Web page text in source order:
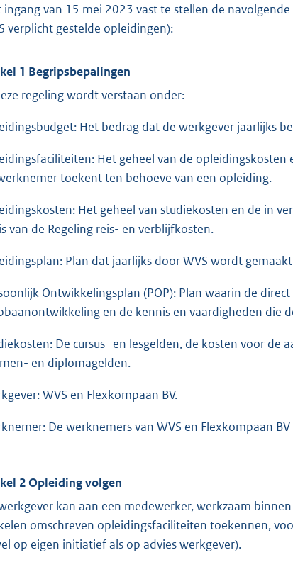
ingang van 15 mei 2023 vast te stellen de
verplicht gestelde opleidingen):
1 Begripsbepalingen
regeling wordt verstaan onder:
Het bedrag dat de werkgever jaarlijks
Het geheel van de
toekent ten behoeve van een opleiding.
Het geheel van studiekosten en de in
van de Regeling reis- en verblijfkosten.
Plan dat jaarlijks door WVS wordt
Ontwikkelingsplan (POP): Plan waarin de
en de kennis en vaardigheden die
De cursus- en lesgelden, de kosten voor de
en diplomagelden.
WVS en Flexkompaan BV.
De werknemers van WVS en Flexkompaan
2 Opleiding volgen
kan aan een medewerker, werkzaam
omschreven opleidingsfaciliteiten toekennen,
op eigen initiatief als op advies werkgever).